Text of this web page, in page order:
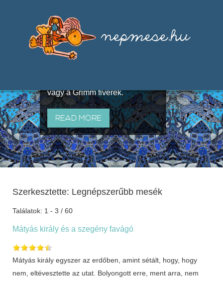
útján terjedő elbeszélésekből,
melyeket olyan ismert gyűjtők
állítottak össze, mint Benedek
vagy a Grimm fivérek.
READ MORE
Szerkesztette: Legnépszerűbb mesék
Találatok: 1 - 3 / 60
Mátyás király és a szegény favágó
Mátyás király egyszer az erdőben, amint sétált, hogy, hogy
nem, eltévesztette az utat. Bolyongott erre, ment arra, nem